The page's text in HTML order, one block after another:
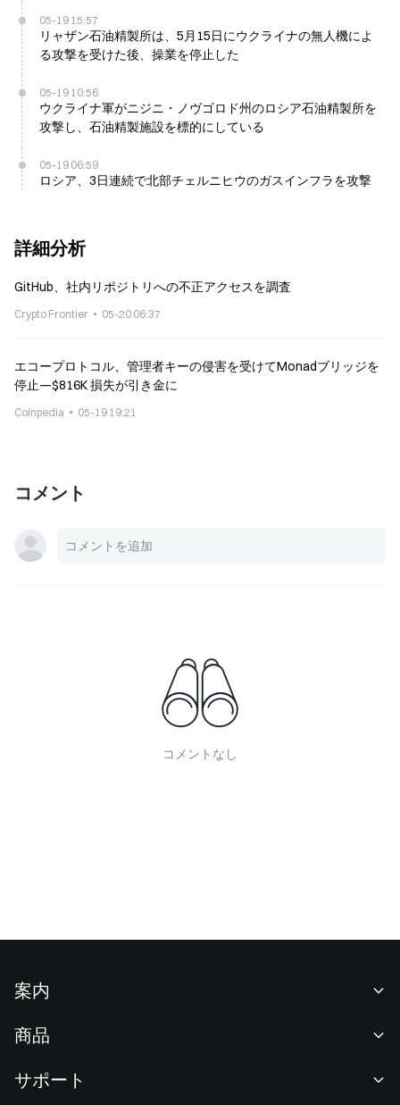
05-19 15:57
リャザン石油精製所は、5月15日にウクライナの無人機によ
る攻撃を受けた後、操業を停止した
05-19 10:56
ウクライナ軍がニジニ・ノヴゴロド州のロシア石油精製所を
攻撃し、石油精製施設を標的にしている
05-19 06:59
ロシア、3日連続で北部チェルニヒウのガスインフラを攻撃
詳細分析
GitHub、社内リポジトリへの不正アクセスを調査
Crypto Frontier 05-20 06:37
エコープロトコル、管理者キーの侵害を受けてMonadブリッジを
停止—$816K 損失が引き金に
Coinpedia 05-19 19:21
コメント
コメントなし
案内
ニュースルーム
商品
サポート